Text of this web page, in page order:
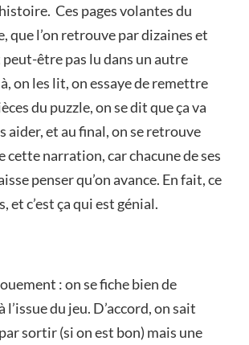
Ces pages volantes du
que l’on retrouve par dizaines et
peut-être pas lu dans un autre
on les lit, on essaye de remettre
du puzzle, on se dit que ça va
aider, et au final, on se retrouve
cette narration, car chacune de ses
penser qu’on avance. En fait, ce
et c’est ça qui est génial.
: on se fiche bien de
du jeu. D’accord, on sait
sortir (si on est bon) mais une